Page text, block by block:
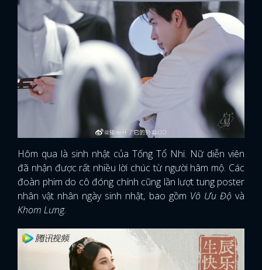
Hôm qua là sinh nhật của Tống Tổ Nhi. Nữ diễn viên
đã nhận được rất nhiều lời chúc từ người hâm mộ. Các
đoàn phim do cô đóng chính cũng lần lượt tung poster
nhân vật nhân ngày sinh nhật, bao gồm Vô Ưu Độvà
Khom Lưng.